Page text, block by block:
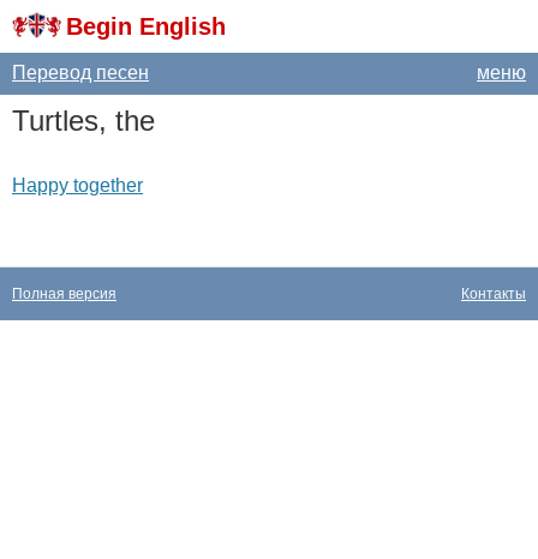
Begin English
меню
Перевод песен
Turtles, the
Happy together
Контакты
Полная версия